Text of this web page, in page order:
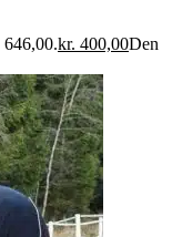
kr. 400,00Den